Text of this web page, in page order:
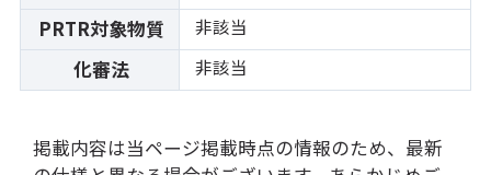
PRTR対象物質 非該当
化審法 非該当
掲載内容は当ページ掲載時点の情報のため、最新